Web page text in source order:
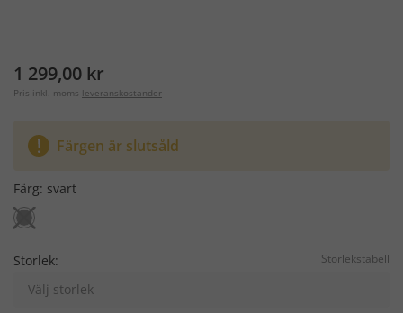
1 299,00 kr
Pris inkl. moms leveranskostander
Färgen är slutsåld
Färg: svart
Storlek: Storlekstabell
Välj storlek